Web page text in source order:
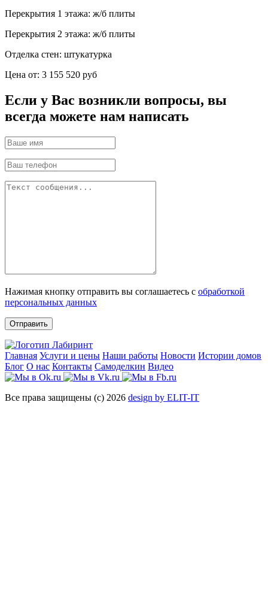
Перекрытия 1 этажа: ж/б плиты
Перекрытия 2 этажа: ж/б плиты
Отделка стен: штукатурка
Цена от: 3 155 520 руб
Если у Вас возникли вопросы, вы
всегда можете нам написать
Нажимая кнопку отправить вы соглашаетесь с обработкой
персональных данных
Отправить
Главная Услуги и цены Наши работы Новости Истории домов
Блог О нас Контакты Самоделкин Видео
Все права защищены (с) 2026 design by ELIT-IT